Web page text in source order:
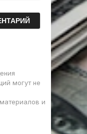
могут не
и